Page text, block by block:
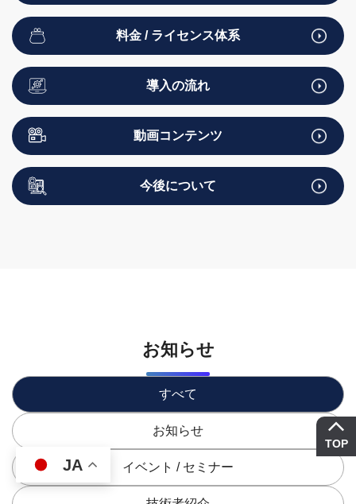
TOP
料金 / ライセンス体系
導入の流れ
動画コンテンツ
今後について
お知らせ
すべて
お知らせ
イベント / セミナー
JA